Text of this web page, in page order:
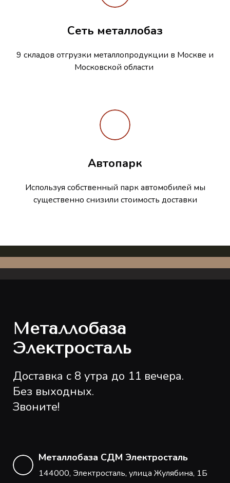
Сеть металлобаз
9 складов отгрузки металлопродукции в Москве и
Московской области
Автопарк
Используя собственный парк автомобилей мы
существенно снизили стоимость доставки
Металлобаза
Электросталь
Доставка с 8 утра до 11 вечера.
Без выходных.
Звоните!
Металлобаза СДМ Электросталь
144000, Электросталь, улица Жулябина, 1Б